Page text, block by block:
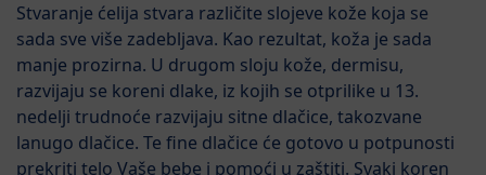
Stvaranje ćelija stvara različite slojeve kože koja se
sada sve više zadebljava. Kao rezultat, koža je sada
manje prozirna. U drugom sloju kože, dermisu,
razvijaju se koreni dlake, iz kojih se otprilike u 13.
nedelji trudnoće razvijaju sitne dlačice, takozvane
lanugo dlačice. Te fine dlačice će gotovo u potpunosti
prekriti telo Vaše bebe i pomoći u zaštiti. Svaki koren